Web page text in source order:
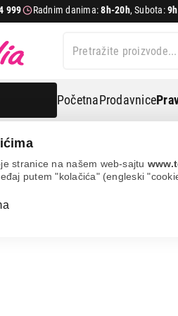
stranice na našem web-sajtu
putem "kolačića" (engleski
999 Radnim danima:8h-20h, Subota:
PočetnaProdavnice